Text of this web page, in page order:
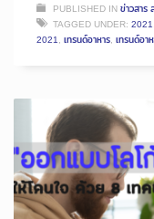
PUBLISHED INข่าวสาร
TAGGED UNDER: 2021
2021, เทรนด์อาหาร, เทรนด์อา